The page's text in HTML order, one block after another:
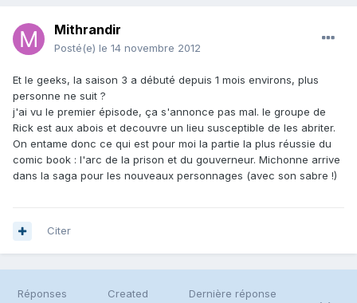
Mithrandir
Posté(e) le 14 novembre 2012
Et le geeks, la saison 3 a débuté depuis 1 mois environs, plus
personne ne suit ?
j'ai vu le premier épisode, ça s'annonce pas mal. le groupe de
Rick est aux abois et decouvre un lieu susceptible de les abriter.
On entame donc ce qui est pour moi la partie la plus réussie du
comic book : l'arc de la prison et du gouverneur. Michonne arrive
dans la saga pour les nouveaux personnages (avec son sabre !)
Citer
Réponses Created Dernière réponse